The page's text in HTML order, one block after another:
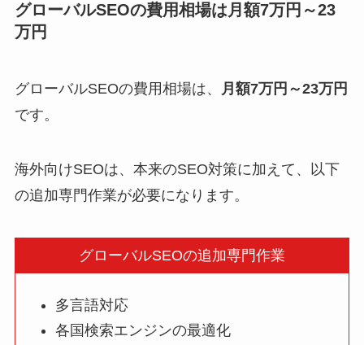
グローバルSEOの費用相場は月額7万円～23
万円
グローバルSEOの費用相場は、
月額7万円～23万円
です。
海外向けSEOは、本来のSEO対策に加えて、以下
の追加専門作業が必要になります。
グローバルSEOの追加専門作業
多言語対応
各国検索エンジンの最適化